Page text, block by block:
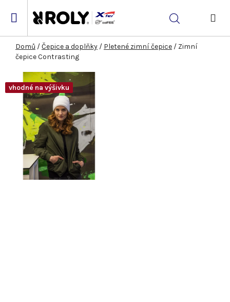
Hledat
Domů /Čepice a doplňky / Pletené zimní čepice / Zimní
čepice Contrasting
vhodné na výšivku